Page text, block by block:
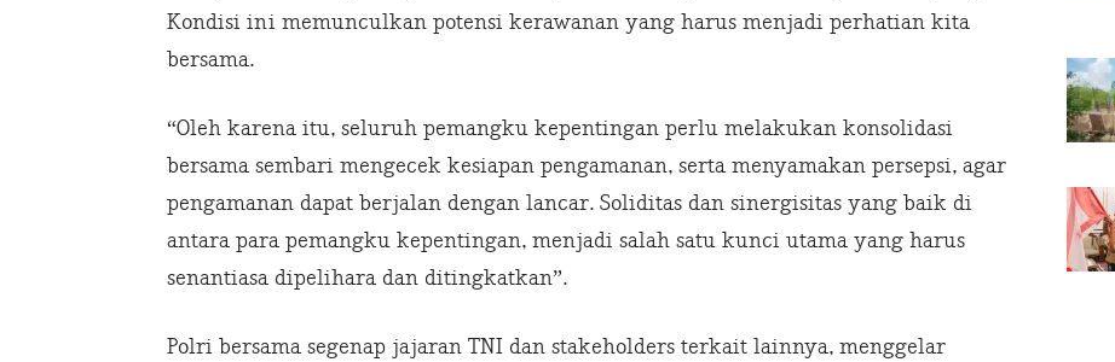
Kondisi ini memunculkan potensi kerawanan yang harus menjadi perhatian kita
bersama.
“Oleh karena itu, seluruh pemangku kepentingan perlu melakukan konsolidasi
bersama sembari mengecek kesiapan pengamanan, serta menyamakan persepsi, agar
pengamanan dapat berjalan dengan lancar. Soliditas dan sinergisitas yang baik di
antara para pemangku kepentingan, menjadi salah satu kunci utama yang harus
senantiasa dipelihara dan ditingkatkan”.
Polri bersama segenap jajaran TNI dan stakeholders terkait lainnya, menggelar